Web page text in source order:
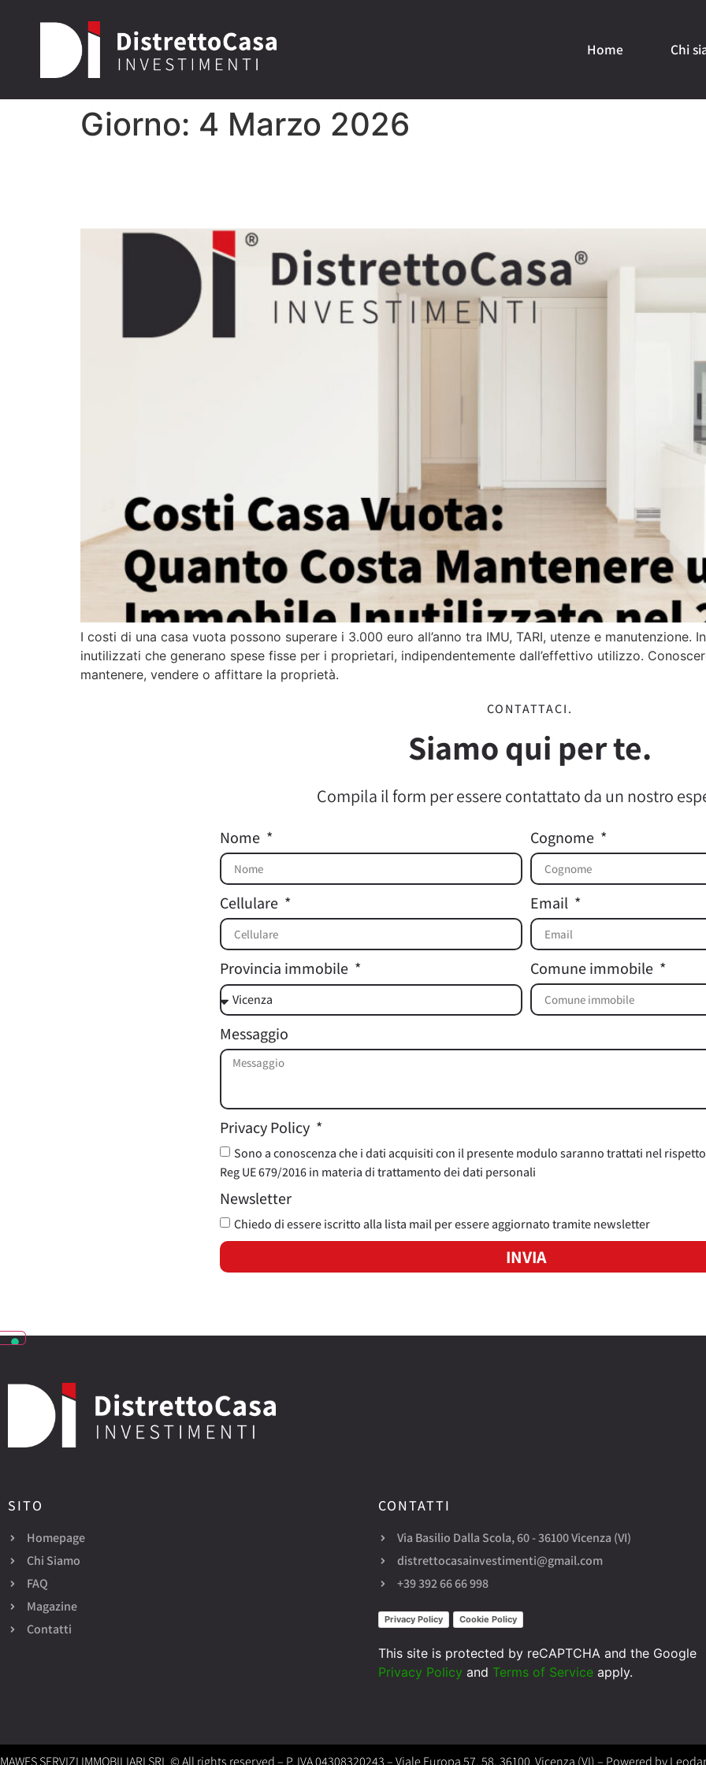
Home Chi
Giorno: 4 Marzo 2026
I costi di una casa vuota possono superare i 3.000 euro all’anno tra IMU, TARI, utenze e
inutilizzati che generano spese fisse per i proprietari, indipendentemente dall’effettivo utilizzo.
mantenere, vendere o affittare la proprietà.
CONTATTACI.
Siamo qui per te.
Compila il form per essere contattato da un nostro
Nome Cognome
Cellulare Email
Provincia immobile Comune immobile
Messaggio
Privacy Policy
Sono a conoscenza che i dati acquisiti con il presente modulo saranno trattati nel rispetto
Reg UE 679/2016 in materia di trattamento dei dati personali
Newsletter
Chiedo di essere iscritto alla lista mail per essere aggiornato tramite newsletter
INVIA
SITO
Homepage
Chi Siamo
FAQ
Magazine
Contatti
CONTATTI​
Via Basilio Dalla Scola, 60 - 36100 Vicenza (VI)
distrettocasainvestimenti@gmail.com
+39 392 66 66 998
Privacy Policy Cookie Policy
This site is protected by reCAPTCHA and the Google
Privacy Policy and Terms of Service apply.